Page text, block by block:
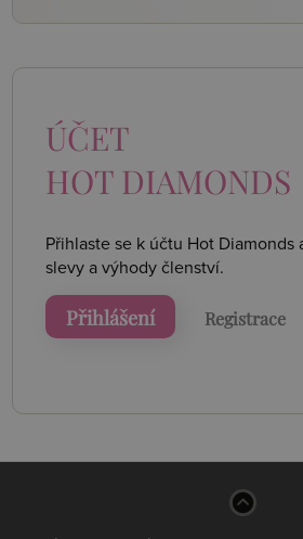
ÚČET
HOT DIAMONDS
Přihlaste se k účtu Hot Diamonds
slevy a výhody členství.
Přihlášení Registrace